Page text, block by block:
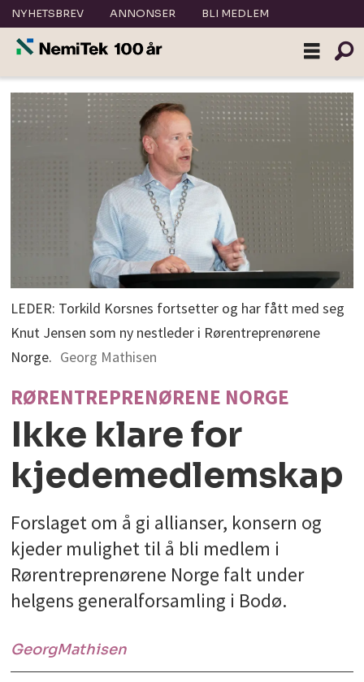
NYHETSBREV ANNONSER BLI MEDLEM
LEDER: Torkild Korsnes fortsetter og har fått med seg
Knut Jensen som ny nestleder i Rørentreprenørene
Norge. Georg Mathisen
RØRENTREPRENØRENE NORGE
Ikke klare for
kjedemedlemskap
Forslaget om å gi allianser, konsern og
kjeder mulighet til å bli medlem i
Rørentreprenørene Norge falt under
helgens generalforsamling i Bodø.
GeorgMathisen